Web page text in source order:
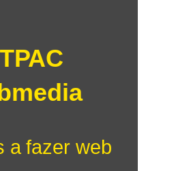
a fazer web